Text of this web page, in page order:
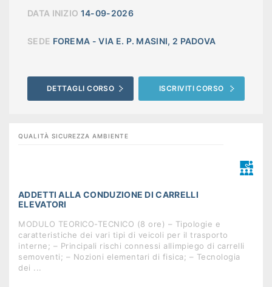
DATA INIZIO 14-09-2026
SEDE FOREMA - VIA E. P. MASINI, 2 PADOVA
DETTAGLI CORSO ISCRIVITI CORSO
QUALITÀ SICUREZZA AMBIENTE
ADDETTI ALLA CONDUZIONE DI CARRELLI
ELEVATORI
MODULO TEORICO-TECNICO (8 ore) – Tipologie e
caratteristiche dei vari tipi di veicoli per il trasporto
interne; – Principali rischi connessi allimpiego di carrelli
semoventi; – Nozioni elementari di fisica; – Tecnologia
dei ...